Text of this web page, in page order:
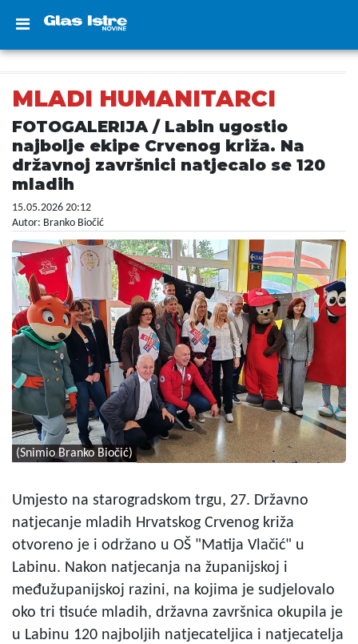
MLADI HUMANITARCI
FOTOGALERIJA / Labin ugostio
najbolje ekipe Crvenog križa. Na
državnoj završnici natjecalo se 120
mladih
15.05.2026 20:12
Autor: Branko Biočić
(Snimio Branko Biočić)
Umjesto na starogradskom trgu, 27. Državno
natjecanje mladih Hrvatskog Crvenog križa
otvoreno je i održano u OŠ "Matija Vlačić" u
Labinu. Nakon natjecanja na županijskoj i
međužupanijskoj razini, na kojima je sudjelovalo
oko tri tisuće mladih, državna završnica okupila je
u Labinu 120 najboljih natjecateljica i natjecatelja